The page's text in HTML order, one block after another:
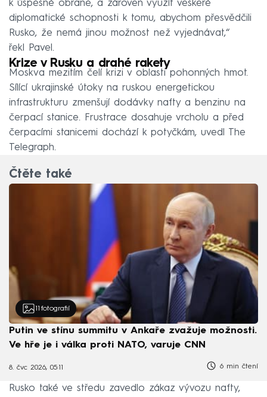
k úspěšné obraně, a zároveň využít veškeré
diplomatické schopnosti k tomu, abychom přesvědčili
Rusko, že nemá jinou možnost než vyjednávat,“
řekl Pavel.
Krize v Rusku a drahé rakety
Moskva mezitím čelí krizi v oblasti pohonných hmot.
Sílící ukrajinské útoky na ruskou energetickou
infrastrukturu zmenšují dodávky nafty a benzinu na
čerpací stanice. Frustrace dosahuje vrcholu a před
čerpacími stanicemi dochází k potyčkám, uvedl The
Telegraph.
Čtěte také
11 fotografií
Putin ve stínu summitu v Ankaře zvažuje možnosti.
Ve hře je i válka proti NATO, varuje CNN
8. čvc 2026, 05:11 6 min čtení
Rusko také ve středu zavedlo zákaz vývozu nafty,